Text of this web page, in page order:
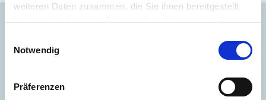
weiteren Daten zusammen, die Sie ihnen bereitgestellt
haben oder die sie im Rahmen Ihrer Nutzung der Dienste
Notwendig
Präferenzen
Energieausweis (Bedarfsausweis)